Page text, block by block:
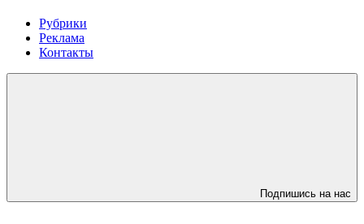
Рубрики
Реклама
Контакты
Подпишись на нас